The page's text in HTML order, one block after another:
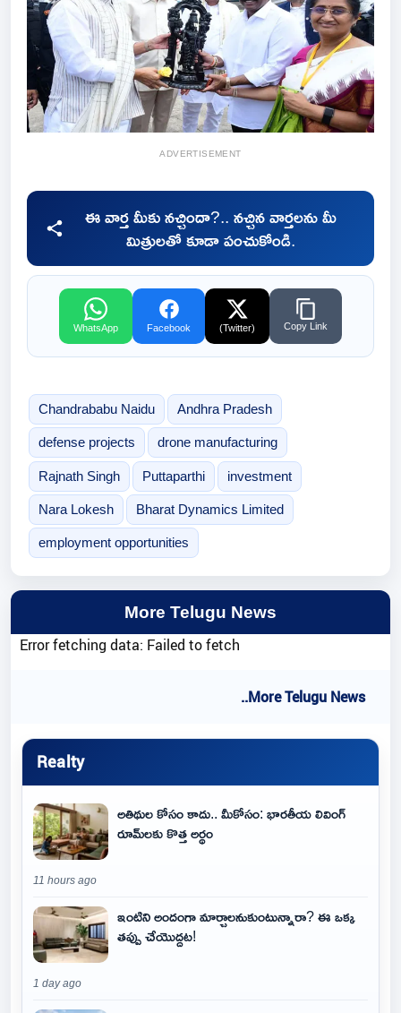
ADVERTISEMENT
ఈ వార్త మీకు నచ్చిందా?.. నచ్చిన వార్తలను మీ
మిత్రులతో కూడా పంచుకోండి.
WhatsApp Facebook (Twitter) Copy Link
Chandrababu Naidu Andhra Pradesh
defense projects drone manufacturing
Rajnath Singh Puttaparthi investment
Nara Lokesh Bharat Dynamics Limited
employment opportunities
More Telugu News
Error fetching data: Failed to fetch
..More Telugu News
Realty
అతిథుల కోసం కాదు.. మీకోసం: భారతీయ లివింగ్
రూమ్‌లకు కొత్త అర్థం
11 hours ago
ఇంటిని అందంగా మార్చాలనుకుంటున్నారా? ఈ ఒక్క
తప్పు చేయొద్దట!
1 day ago